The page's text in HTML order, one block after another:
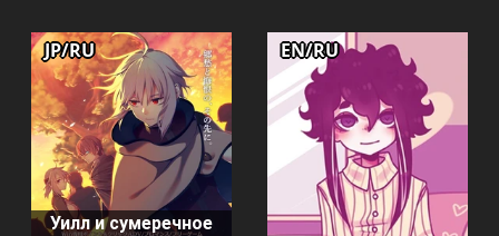
Уилл и сумеречное
JP/RU EN/RU